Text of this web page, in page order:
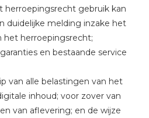
herroepingsrecht gebruik kan
duidelijke melding inzake het
het herroepingsrecht;
en bestaande service
van alle belastingen van het
inhoud; voor zover van
van aflevering; en de wijze